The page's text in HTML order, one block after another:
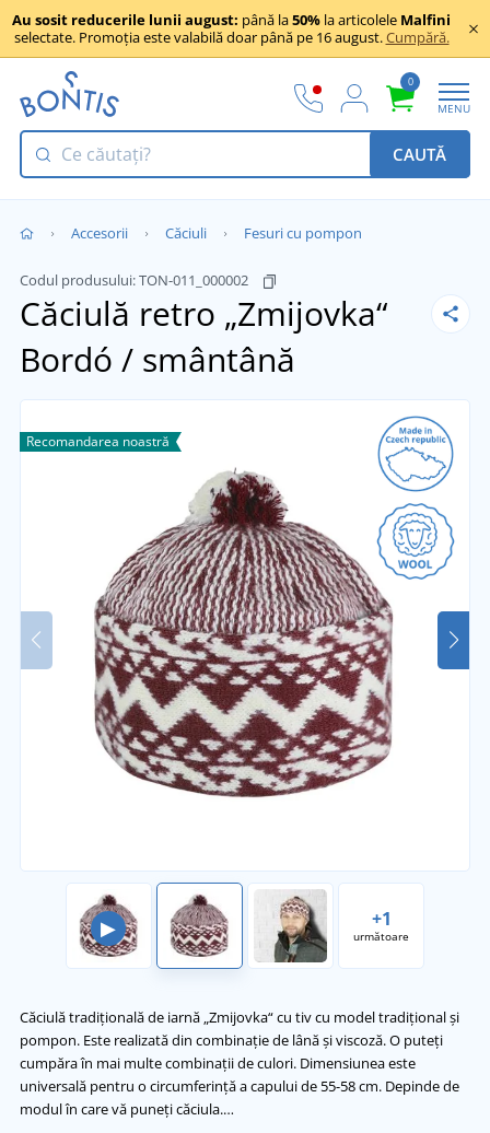
Au sosit reducerile lunii august: până la50% la articolele Malfini
selectate. Promoția este valabilă doar până pe 16 august.Cumpără.
0
MENU
CAUTĂ
Accesorii Căciuli Fesuri cu pompon
Codul produsului:TON-011_000002
Căciulă retro „Zmijovka“
Bordó / smântână
▶ +1
următoare
Recomandarea noastră
Căciulă tradițională de iarnă „Zmijovka“ cu tiv cu model tradițional și
pompon. Este realizată din combinație de lână și viscoză. O puteți
cumpăra în mai multe combinații de culori. Dimensiunea este
universală pentru o circumferință a capului de 55-58 cm. Depinde de
modul în care vă puneți căciula.…